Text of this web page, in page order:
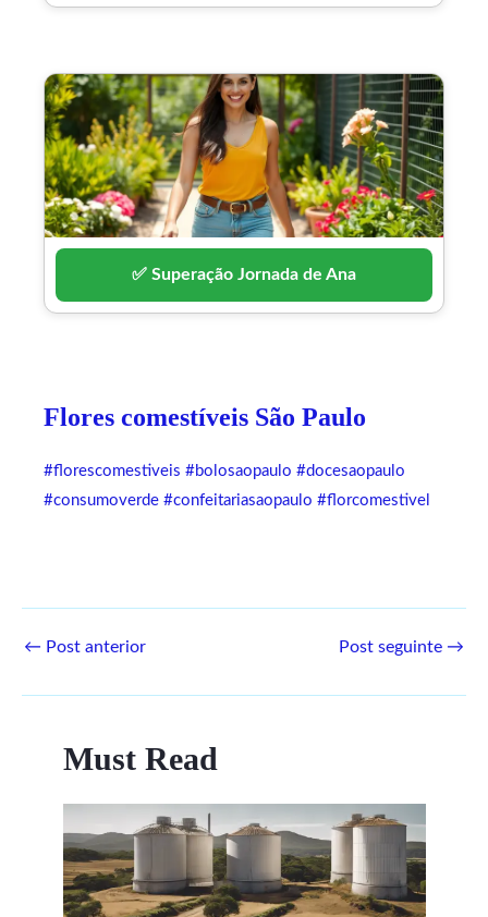
✅ Superação Jornada de Ana
Flores comestíveis São Paulo
#florescomestiveis #bolosaopaulo #docesaopaulo
#consumoverde #confeitariasaopaulo #florcomestivel
← Post anterior Post seguinte →
Must Read